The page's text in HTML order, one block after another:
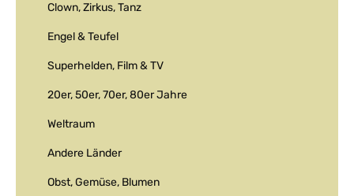
Clown, Zirkus, Tanz
Engel & Teufel
Superhelden, Film & TV
20er, 50er, 70er, 80er Jahre
Weltraum
Andere Länder
Obst, Gemüse, Blumen